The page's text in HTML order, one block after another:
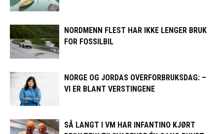
NORDMENN FLEST HAR IKKE LENGER BRUK
FOR FOSSILBIL
NORGE OG JORDAS OVERFORBRUKSDAG: –
VI ER BLANT VERSTINGENE
SÅ LANGT I VM HAR INFANTINO KJØRT